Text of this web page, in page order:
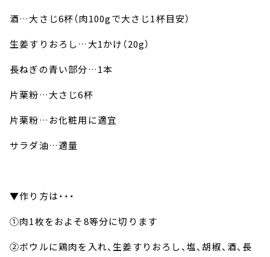
酒…大さじ6杯（肉100gで大さじ1杯目安）
生姜すりおろし…大1かけ（20g）
長ねぎの青い部分…1本
片栗粉…大さじ6杯
片栗粉…お化粧用に適宜
サラダ油…適量
▼作り方は・・・
①肉1枚をおよそ8等分に切ります
②ボウルに鶏肉を入れ、生姜すりおろし、塩、胡椒、酒、長